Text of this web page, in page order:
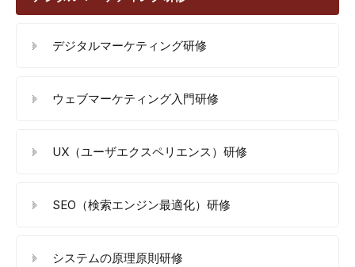
デジタルマーケティング研修
ウェブマーケティング入門研修
UX（ユーザエクスペリエンス）研修
SEO（検索エンジン最適化）研修
システムの原理原則研修